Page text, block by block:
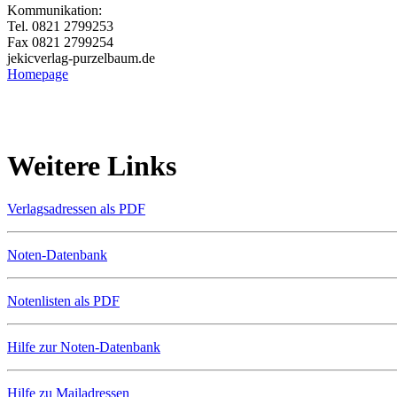
Kommunikation:
Tel. 0821 2799253
Fax 0821 2799254
jekicverlag-purzelbaum.de
Homepage
Weitere Links
Verlagsadressen als PDF
Noten-Datenbank
Notenlisten als PDF
Hilfe zur Noten-Datenbank
Hilfe zu Mailadressen